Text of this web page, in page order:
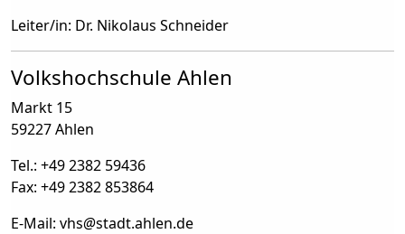
Leiter/in: Dr. Nikolaus Schneider
Volkshochschule Ahlen
Markt 15
59227 Ahlen
Tel.: +49 2382 59436
Fax: +49 2382 853864
E-Mail: vhs@stadt.ahlen.de